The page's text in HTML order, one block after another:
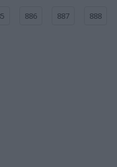
886 887
888